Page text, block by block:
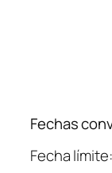
Fechas
Fecha